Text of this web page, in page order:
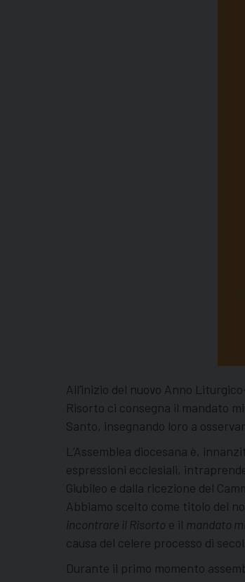
All’inizio del nuovo Anno
Risorto ci consegna il mandato
Santo, insegnando loro a
L’Assemblea diocesana è,
espressioni ecclesiali,
Giubileo e dalla ricezione del
Abbiamo scelto come titolo del
incontrare il Risorto e il mandato
causa del celere processo di
Durante il primo momento